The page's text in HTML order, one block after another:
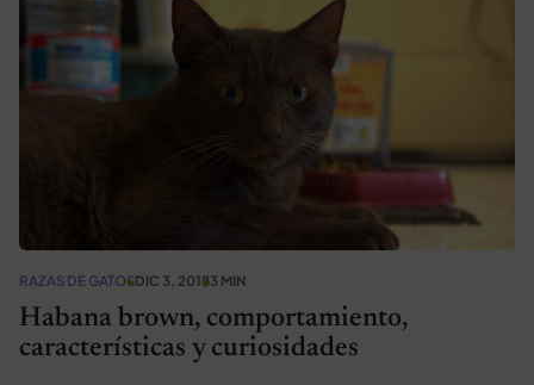
RAZAS DE GATOSDIC 3, 20183 MIN
Habana brown, comportamiento,
características y curiosidades